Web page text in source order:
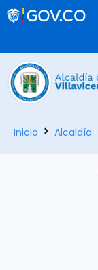
Inicio Alcaldía